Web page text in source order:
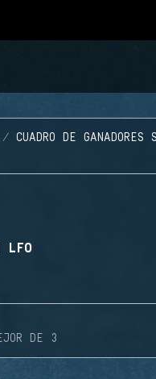
CUADRO DE GANADORES
LFO
DE 3